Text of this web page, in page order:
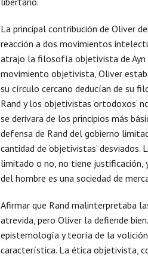
La principal contribución de Oliver
reacción a dos movimientos
atrajo la filosofía objetivista de Ayn
movimiento objetivista, Oliver
su círculo cercano deducían de su
Rand y los objetivistas ‘ortodoxos’
se derivara de los principios más
defensa de Rand del gobierno
cantidad de ‘objetivistas’
limitado o no, no tiene justificación,
del hombre es una sociedad de
Afirmar que Rand malinterpretaba
atrevida, pero Oliver la defiende
epistemología y teoría de la
característica. La ética objetivista,